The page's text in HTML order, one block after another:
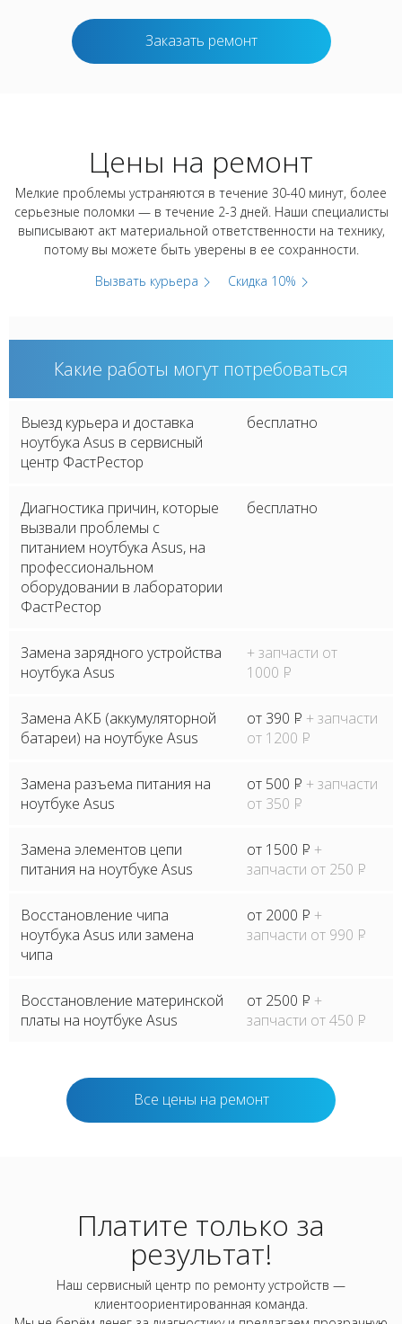
Заказать ремонт
Цены на ремонт
Мелкие проблемы устраняются в течение 30-40 минут, более
серьезные поломки — в течение 2-3 дней. Наши специалисты
выписывают акт материальной ответственности на технику,
потому вы можете быть уверены в ее сохранности.
Вызвать курьера
Скидка 10%
Какие работы могут потребоваться
Выезд курьера и доставка
ноутбука Asus в сервисный
центр ФастРестор
бесплатно
Диагностика причин, которые
вызвали проблемы с
питанием ноутбука Asus, на
профессиональном
оборудовании в лаборатории
ФастРестор
бесплатно
Замена зарядного устройства
ноутбука Asus
+ запчасти от
1000 P
Замена АКБ (аккумуляторной
батареи) на ноутбуке Asus
от 390 P + запчасти
от 1200 P
Замена разъема питания на
ноутбуке Asus
от 500 P + запчасти
от 350 P
Замена элементов цепи
питания на ноутбуке Asus
от 1500 P +
запчасти от 250 P
Восстановление чипа
ноутбука Asus или замена
чипа
от 2000 P +
запчасти от 990 P
Восстановление материнской
платы на ноутбуке Asus
от 2500 P +
запчасти от 450 P
Все цены на ремонт
Платите только за
результат!
Наш сервисный центр по ремонту устройств —
клиентоориентированная команда.